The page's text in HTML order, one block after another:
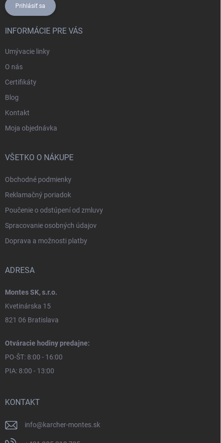
Prihlásiť sa
INFORMÁCIE PRE VÁS
Umývacie linky
O nás
Certifikáty
Blog
Kontakt
Moja objednávka
VŠETKO O NÁKUPE
Obchodné podmienky
Reklamačný poriadok
Poučenie o odstúpení od zmluvy
Spracovanie osobných údajov
Doprava a možnosti platby
ADRESA
Montes SK, s.r.o.
Kvetinárska 15
821 06 Bratislava
Otváracie hodiny predajne:
PO-ŠT: 8:00 - 16:00
PIA: 8:00 - 13:00
KONTAKT
info@karcher-montes.sk